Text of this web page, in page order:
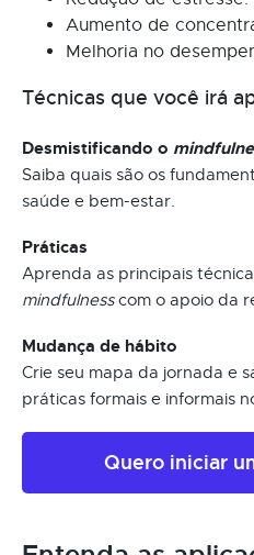
Aumento de
Melhoria no
Técnicas que você irá
Desmistificando o
Saiba quais são os
saúde e bem-estar.
Práticas
Aprenda as principais
mindfulnesscom o apoio da
Mudança de hábito
Crie seu mapa da jornada e
práticas formais e informais
Quero iniciar